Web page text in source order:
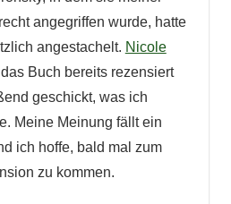
angegriffen wurde, hatte
angestachelt. Nicole
Buch bereits rezensiert
geschickt, was ich
Meine Meinung fällt ein
ich hoffe, bald mal zum
zu kommen.